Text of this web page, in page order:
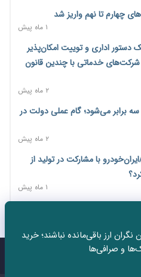
ورود موقت کالا و خودرو تا
۱ روز پیش
قدرت خرید یارانه یک‌میلیونی
در تقویم رسمی ایران/«روز ملی
رسید؟
۱ روز پیش
۳ روز پیش
اعضا برنامه‌ریزی کنند
۱ ماه پیش
اداری و توییت امکان‌پذیر
خدماتی با چندین قانون
۲ ماه پیش
یارانه خانواده‌های دهک ۱ تا ۴ سه برابر می‌شود؛ گام عملی دولت در
۲ ماه پیش
با مشارکت در تولید از
۱ ماه پیش
پذیرش شد
و کارفرما را با جریمه و شکایت
نگران ارز باقی‌مانده نباشند؛ خرید
و صرافی‌ها